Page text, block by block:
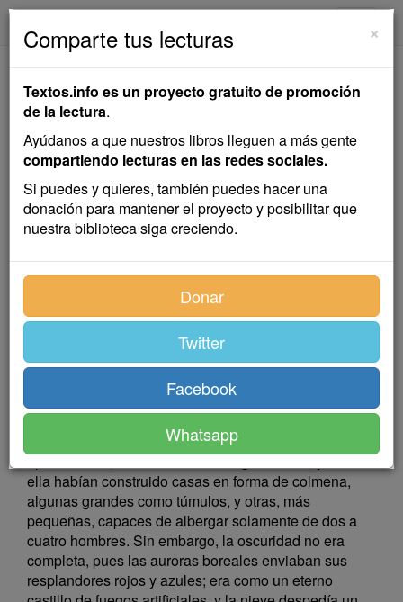
En el Mar Remoto
Hans Christian Andersen
Cuento infantil
Varios grandes barcos habían sido enviados a las
regiones del Polo Norte para descubrir los límites más
septentrionales entre la tierra y el mar, e investigar
hasta dónde podían avanzar los hombres en aquellos
parajes. Llevaban ya mucho tiempo abriéndose paso
por entre la niebla y los hielos, y sus tripulaciones
habían tenido que sufrir muchas penalidades. Ahora
había llegado el invierno y desaparecido el sol;
durante muchas, muchas semanas, reinó la noche
hielo, en el que los barcos habían quedado
aprisionados; la nieve alcanzaba gran altura, y con
ella habían construido casas en forma de colmena,
algunas grandes como túmulos, y otras, más
pequeñas, capaces de albergar solamente de dos a
cuatro hombres. Sin embargo, la oscuridad no era
completa, pues las auroras boreales enviaban sus
resplandores rojos y azules; era como un eterno
×
Comparte tus lecturas
Textos.info es un proyecto gratuito de promoción
de la lectura.
Ayúdanos a que nuestros libros lleguen a más gente
compartiendo lecturas en las redes sociales.
Si puedes y quieres, también puedes hacer una
donación para mantener el proyecto y posibilitar que
nuestra biblioteca siga creciendo.
Donar
Twitter
Facebook
Whatsapp